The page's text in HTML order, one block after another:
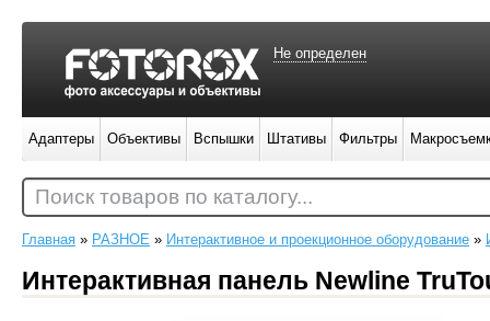
Главная » РАЗНОЕ » Интерактивное и проекционное оборудование »
Интерактивная панель Newline
Не определен
Адаптеры Объективы Вспышки Штативы Фильтры
Поиск товаров по каталогу...